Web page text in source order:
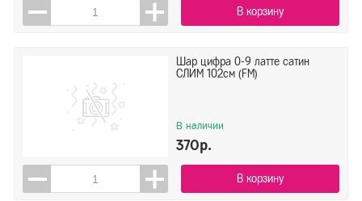
В корзину
Шар цифра 0-9 латте сатин
СЛИМ 102см (FM)
В наличии
370р.
В корзину